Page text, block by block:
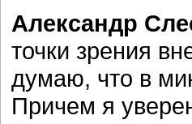
Александр
точки зрения
думаю, что в
Причем я